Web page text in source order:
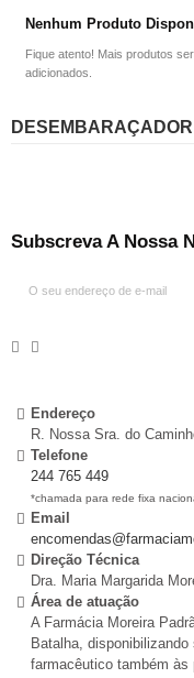
DESEMBARAÇADOR
Nenhum Produto
Fique atento! Mais produtos
adicionados.
Subscreva A Nossa
Endereço
R. Nossa Sra. do
Telefone
244 765 449
*chamada para rede fixa
Email
Direção Técnica
Dra. Maria Margarida
Área de atuação
A Farmácia Moreira
Batalha,
farmacêutico também